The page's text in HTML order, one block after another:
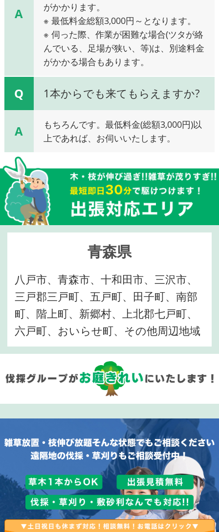
A
がかかります。
※ 最低料金総額3,000円～となります。
※ 伺った際、作業が困難な場合(ツタが絡
んでいる、足場が狭い、等)は、別途料金
がかかる場合もあります。
Q 1本からでも来てもらえますか?
A
もちろんです。最低料金(総額3,000円)以
上であれば、お伺いいたします。
青森県
八戸市、青森市、十和田市、三沢市、
三戸郡三戸町、五戸町、田子町、南部
町、階上町、新郷村、上北郡七戸町、
六戸町、おいらせ町、その他周辺地域